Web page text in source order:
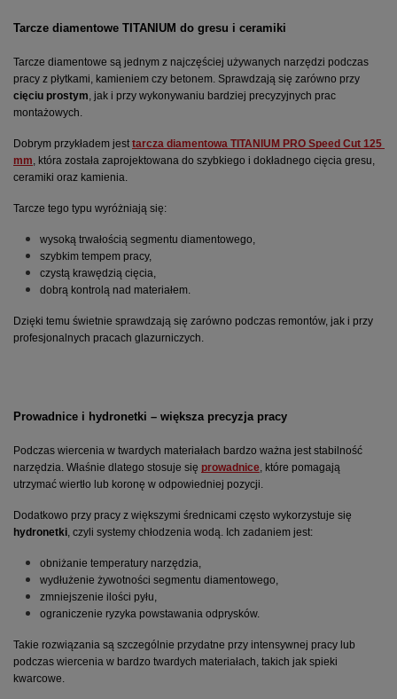
Tarcze diamentowe TITANIUM do gresu i ceramiki
Tarcze diamentowe są jednym z najczęściej używanych narzędzi podczas
cięciu prostym, jak i przy wykonywaniu bardziej precyzyjnych prac
montażowych.
Dobrym przykładem jest tarcza diamentowa TITANIUM PRO Speed Cut 125
mm, która została zaprojektowana do szybkiego i dokładnego cięcia gresu,
ceramiki oraz kamienia.
Tarcze tego typu wyróżniają się:
wysoką trwałością segmentu diamentowego,
szybkim tempem pracy,
czystą krawędzią cięcia,
dobrą kontrolą nad materiałem.
Dzięki temu świetnie sprawdzają się zarówno podczas remontów, jak i przy
profesjonalnych pracach glazurniczych.
Prowadnice i hydronetki – większa precyzja pracy
Podczas wiercenia w twardych materiałach bardzo ważna jest stabilność
narzędzia. Właśnie dlatego stosuje się prowadnice, które pomagają
utrzymać wiertło lub koronę w odpowiedniej pozycji.
hydronetki, czyli systemy chłodzenia wodą. Ich zadaniem jest:
obniżanie temperatury narzędzia,
wydłużenie żywotności segmentu diamentowego,
zmniejszenie ilości pyłu,
ograniczenie ryzyka powstawania odprysków.
Takie rozwiązania są szczególnie przydatne przy intensywnej pracy lub
podczas wiercenia w bardzo twardych materiałach, takich jak spieki
kwarcowe.